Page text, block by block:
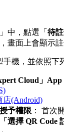
中，點選「 待
畫面上會顯示註
機，並依照下
Cloud」App
店(Android)
予權限 ： 首次
選擇 QR Code